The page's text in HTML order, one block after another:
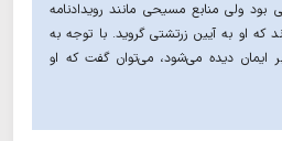
بود ولی منابع مسیحی مانند رویدادنامه
او به آیین زرتشتی گروید. با توجه به
ایمان دیده می‌شود، می‌توان گفت که او